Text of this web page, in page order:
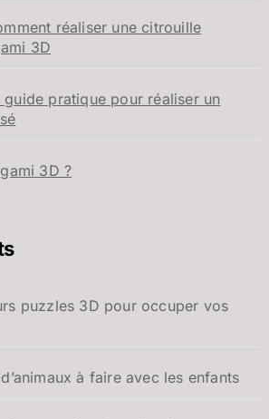
réaliser une citrouille
3D
pratique pour réaliser un
3D ?
puzzles 3D pour occuper vos
à faire avec les enfants